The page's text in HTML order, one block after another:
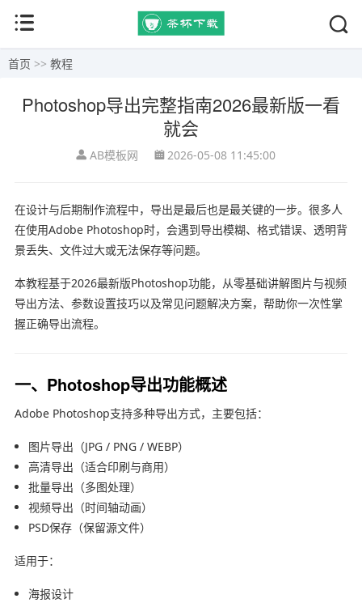
首页 >> 教程
Photoshop导出完整指南2026最新版一看
就会
AB模板网 2026-05-08 11:45:00
在设计与后期制作流程中，导出是最后也是最关键的一步。很多人
在使用Adobe Photoshop时，会遇到导出模糊、格式错误、透明背
景丢失、文件过大或无法保存等问题。
本教程基于2026最新版Photoshop功能，从零基础讲解图片与视频
导出方法、参数设置技巧以及常见问题解决方案，帮助你一次性掌
握正确导出流程。
一、Photoshop导出功能概述
Adobe Photoshop支持多种导出方式，主要包括：
图片导出（JPG / PNG / WEBP）
高清导出（适合印刷与商用）
批量导出（多图处理）
视频导出（时间轴动画）
PSD保存（保留源文件）
适用于：
海报设计